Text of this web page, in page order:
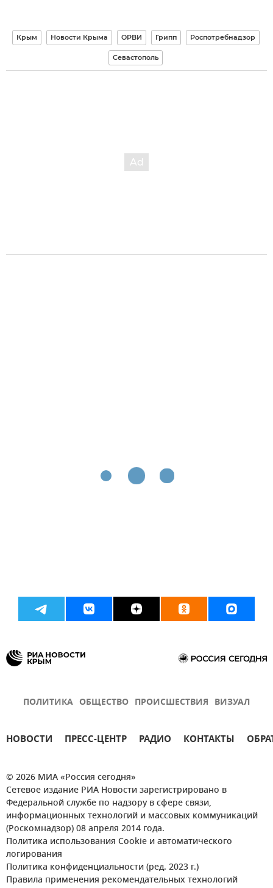
Крым Новости Крыма ОРВИ Грипп Роспотребнадзор
Севастополь
ПОЛИТИКА ОБЩЕСТВО ПРОИСШЕСТВИЯ ВИЗУАЛ
НОВОСТИ ПРЕСС-ЦЕНТР РАДИО КОНТАКТЫ
© 2026 МИА «Россия сегодня»
Сетевое издание РИА Новости зарегистрировано в
Федеральной службе по надзору в сфере связи,
информационных технологий и массовых коммуникаций
(Роскомнадзор) 08 апреля 2014 года.
Политика использования Cookie и автоматического
логирования
Политика конфиденциальности (ред. 2023 г.)
Правила применения рекомендательных технологий